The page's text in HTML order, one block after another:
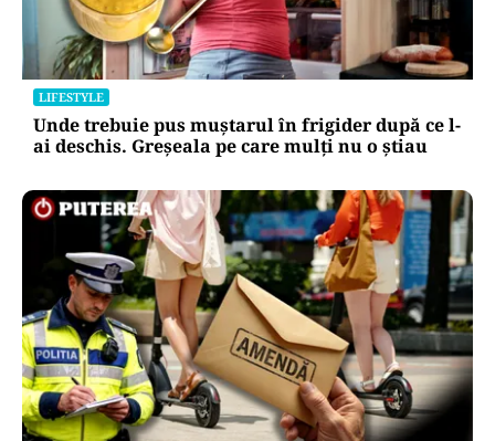
LIFESTYLE
Unde trebuie pus muștarul în frigider după ce l-
ai deschis. Greșeala pe care mulți nu o știau